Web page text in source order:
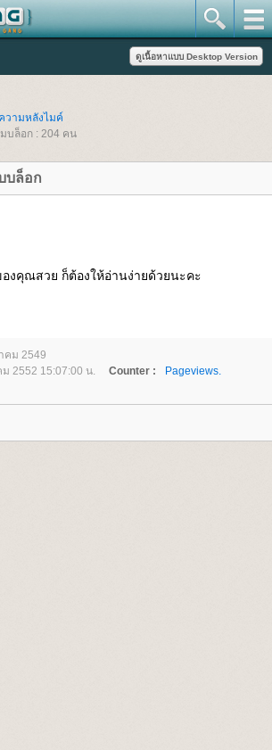
วามหลังไมค์
บล็อก : 204 คน
บล็อก
องคุณสวย ก็ต้องให้อ่านง่ายด้วยนะคะ
คม 2549
2552 15:07:00 น. Counter :
Pageviews.